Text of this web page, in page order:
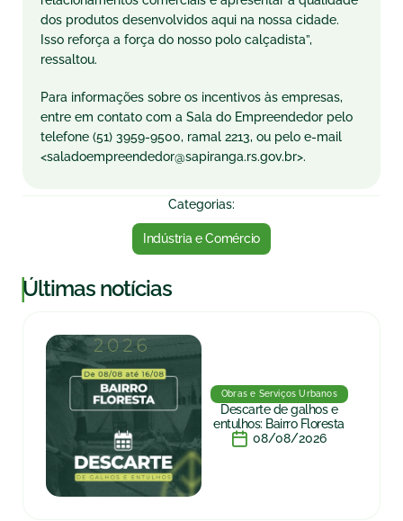
dos produtos desenvolvidos aqui na nossa cidade.
Isso reforça a força do nosso polo calçadista”,
ressaltou.
Para informações sobre os incentivos às empresas,
entre em contato com a Sala do Empreendedor pelo
telefone (51) 3959-9500, ramal 2213, ou pelo e-mail
<saladoempreendedor@sapiranga.rs.gov.br>.
Categorias:
Indústria e Comércio
|Últimas notícias
Obras e Serviços Urbanos
Descarte de galhos e
entulhos: Bairro Floresta
08/08/2026